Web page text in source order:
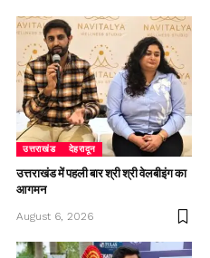
उत्तराखंड देहरादून
उत्तराखंड में पहली बार श्री श्री वेलबीइंग का
आगमन
August 6, 2026